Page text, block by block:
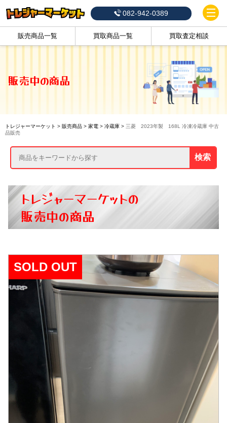
082-942-0389
販売商品一覧 買取商品一覧 買取査定相談
販売中の商品
トレジャーマーケット > 販売商品> 家電> 冷蔵庫> 三菱 2023年製 168L 冷凍冷蔵庫 中古
品販売
検索
トレジャーマーケットの
販売中の商品
SOLD OUT